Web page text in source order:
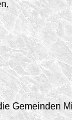
Gemeinden